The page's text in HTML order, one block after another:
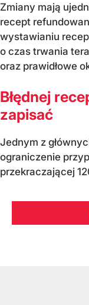
Zmiany mają
recept
wystawianiu
o czas trwania
oraz prawidłowe
Błędnej
zapisać
Jednym z
ograniczenie
przekraczającej